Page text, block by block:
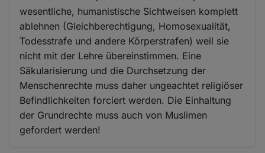
wesentliche, humanistische Sichtweisen komplett
ablehnen (Gleichberechtigung, Homosexualität,
Todesstrafe und andere Körperstrafen) weil sie
nicht mit der Lehre übereinstimmen. Eine
Säkularisierung und die Durchsetzung der
Menschenrechte muss daher ungeachtet religiöser
Befindlichkeiten forciert werden. Die Einhaltung
der Grundrechte muss auch von Muslimen
gefordert werden!